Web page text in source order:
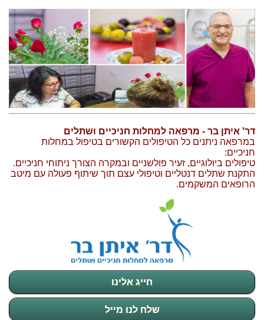
דר' איתן בר - מרפאה למחלות חניכיים ושתלים
במרפאה ניתנים כל הטיפולים הקשורים בטיפול במחלות
חניכיים:
טיפולים ביולוגיים, זעיר פולשניים ובמקרה הצורך ניתוחי חניכיים.
התקנת שתלים דנטליים וטיפולי עצם תוך שיתוף פעולה עם מיטב
הרופאים המשקמים.
חייג אלינו
שלח לנו מייל